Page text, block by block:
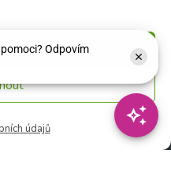
údajů